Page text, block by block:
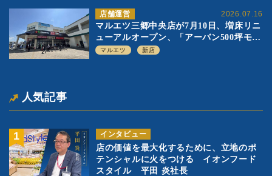
2026.07.16
店舗運営
マルエツ三郷中央店が7月10日、増床リニ
ューアルオープン、「アーバン500坪モデ
ル」の実験を集大成、駅前立地受け、寿
マルエツ 新店
人気記事
インタビュー
店の価値を最大化するために、立地のポ
テンシャルに火をつける イオンフード
スタイル 平田 炎社長